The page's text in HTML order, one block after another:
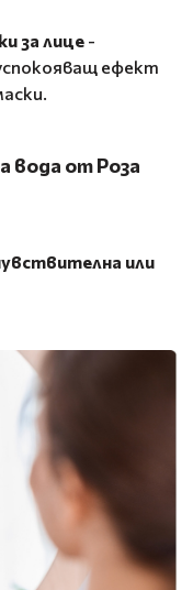
за лице -
ефект
вода от Роза
или